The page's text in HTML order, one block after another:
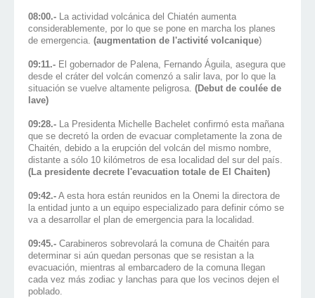
08:00.- La actividad volcánica del Chiatén aumenta
considerablemente, por lo que se pone en marcha los planes
de emergencia. (augmentation de l'activité volcanique)
09:11.- El gobernador de Palena, Fernando Águila, asegura que
desde el cráter del volcán comenzó a salir lava, por lo que la
situación se vuelve altamente peligrosa. (Debut de coulée de
lave)
09:28.- La Presidenta Michelle Bachelet confirmó esta mañana
que se decretó la orden de evacuar completamente la zona de
Chaitén, debido a la erupción del volcán del mismo nombre,
distante a sólo 10 kilómetros de esa localidad del sur del país.
(La presidente decrete l'evacuation totale de El Chaiten)
09:42.- A esta hora están reunidos en la Onemi la directora de
la entidad junto a un equipo especializado para definir cómo se
va a desarrollar el plan de emergencia para la localidad.
09:45.- Carabineros sobrevolará la comuna de Chaitén para
determinar si aún quedan personas que se resistan a la
evacuación, mientras al embarcadero de la comuna llegan
cada vez más zodiac y lanchas para que los vecinos dejen el
poblado.